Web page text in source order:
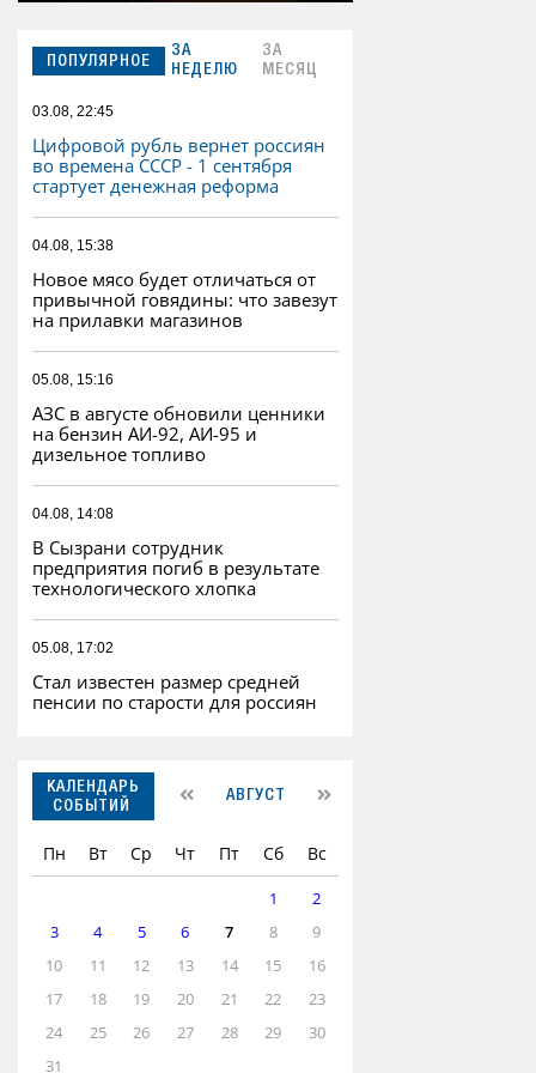
ПОПУЛЯРНОЕ
ЗА
НЕДЕЛЮ
ЗА
МЕСЯЦ
03.08, 22:45
Цифровой рубль вернет россиян
во времена СССР - 1 сентября
стартует денежная реформа
04.08, 15:38
Новое мясо будет отличаться от
привычной говядины: что завезут
на прилавки магазинов
05.08, 15:16
АЗС в августе обновили ценники
на бензин АИ-92, АИ-95 и
дизельное топливо
04.08, 14:08
В Сызрани сотрудник
предприятия погиб в результате
технологического хлопка
05.08, 17:02
Стал известен размер средней
пенсии по старости для россиян
КАЛЕНДАРЬ
СОБЫТИЙ
АВГУСТ
Пн Вт Ср Чт Пт Сб Вс
1
2
3
4 5 6 7 8
9
10
11 12 13 14 15
16
17
18 19 20 21 22
23
24
25 26 27 28 29
30
31